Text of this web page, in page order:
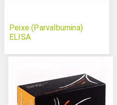
Peixe (Parvalbumina)
ELISA